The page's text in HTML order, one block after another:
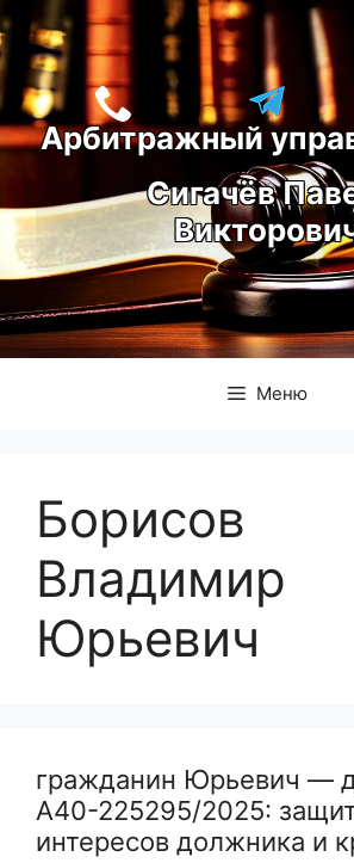
Перейти
к
содержимому
Арбитражный
Сигачёв
Меню
Борисов
Владимир
Юрьевич
гражданин Юрьевич —
А40-225295/2025:
интересов должника и